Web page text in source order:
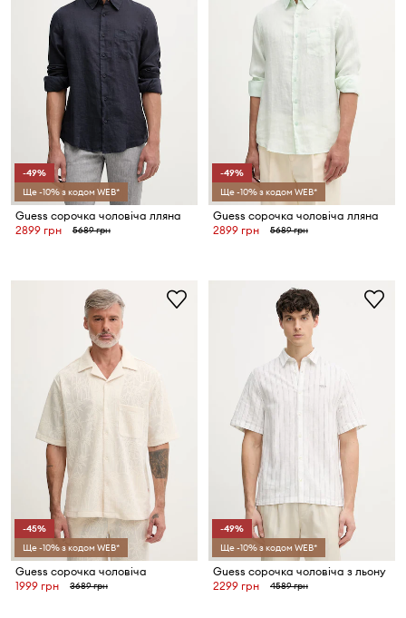
-49%
Ще -10% з кодом WEB*
Guess сорочка чоловіча лляна
2899 грн
5689 грн
-49%
Ще -10% з кодом WEB*
Guess сорочка чоловіча лляна
2899 грн
5689 грн
-45%
Ще -10% з кодом WEB*
Guess сорочка чоловіча
1999 грн
3689 грн
-49%
Ще -10% з кодом WEB*
Guess сорочка чоловіча з льону
2299 грн
4589 грн